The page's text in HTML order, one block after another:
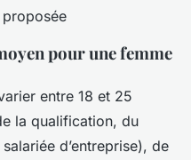
pour une femme
entre 18 et 25
la qualification, du
d’entreprise), de